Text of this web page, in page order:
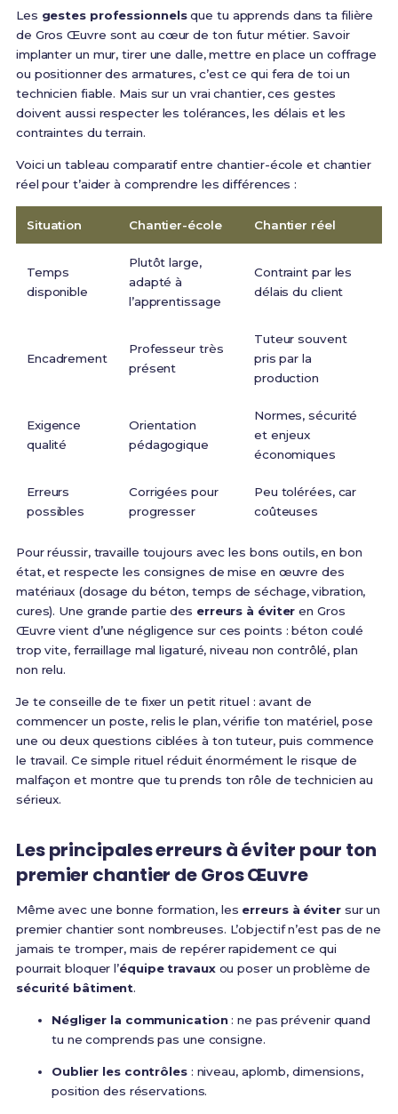
Les gestes professionnelsque tu apprends dans ta filière
de Gros Œuvre sont au cœur de ton futur métier. Savoir
implanter un mur, tirer une dalle, mettre en place un coffrage
ou positionner des armatures, c’est ce qui fera de toi un
technicien fiable. Mais sur un vrai chantier, ces gestes
doivent aussi respecter les tolérances, les délais et les
contraintes du terrain.
Voici un tableau comparatif entre chantier-école et chantier
réel pour t’aider à comprendre les différences :
Situation Chantier-école Chantier réel
Temps
disponible
Plutôt large,
adapté à
l’apprentissage
Contraint par les
délais du client
Encadrement
Professeur très
présent
Tuteur souvent
pris par la
production
Exigence
qualité
Orientation
pédagogique
Normes, sécurité
et enjeux
économiques
Erreurs
possibles
Corrigées pour
progresser
Peu tolérées, car
coûteuses
Pour réussir, travaille toujours avec les bons outils, en bon
état, et respecte les consignes de mise en œuvre des
matériaux (dosage du béton, temps de séchage, vibration,
cures). Une grande partie des erreurs à éviter en Gros
Œuvre vient d’une négligence sur ces points : béton coulé
trop vite, ferraillage mal ligaturé, niveau non contrôlé, plan
non relu.
Je te conseille de te fixer un petit rituel : avant de
commencer un poste, relis le plan, vérifie ton matériel, pose
une ou deux questions ciblées à ton tuteur, puis commence
le travail. Ce simple rituel réduit énormément le risque de
malfaçon et montre que tu prends ton rôle de technicien au
sérieux.
Les principales erreurs à éviter pour ton
premier chantier de Gros Œuvre
Même avec une bonne formation, les erreurs à évitersur un
premier chantier sont nombreuses. L’objectif n’est pas de ne
jamais te tromper, mais de repérer rapidement ce qui
pourrait bloquer l’équipe travauxou poser un problème de
sécurité bâtiment.
Négliger la communication: ne pas prévenir quand
tu ne comprends pas une consigne.
Oublier les contrôles: niveau, aplomb, dimensions,
position des réservations.